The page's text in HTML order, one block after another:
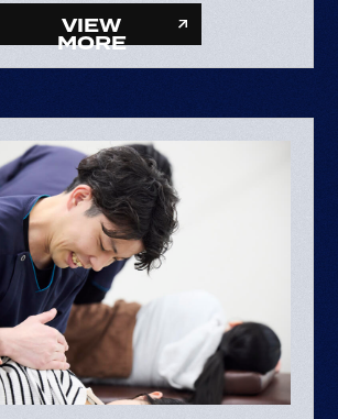
・基本給 215,776～385,264円
・固定残業代 38,313円～68,406円（25時間）
・資格手当 10,000円
整体師▶月給 254,089円〜453,670円
給与内訳
・基本給 215,776～385,264円
・固定残業代 38,313円～68,406円（25時間）
ボーナス・賞与（業績に応じて年2回）
昇給 半年に1回査定
※給与は経験や能力により決定
※試用期間6ヶ月（期間中の条件変更なし）
※固定残業時間を超えた場合は超過分別途支給
VIEW
MORE